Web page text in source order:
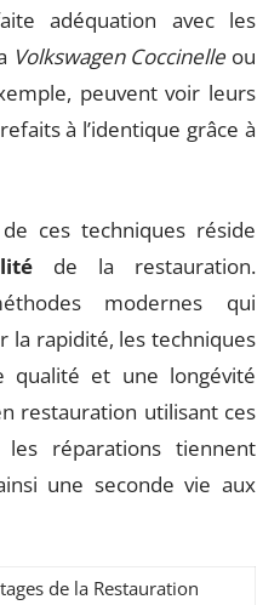
adéquation avec les
Volkswagen Coccinelle ou
peuvent voir leurs
à l’identique grâce à
de ces techniques réside
de la restauration.
modernes qui
la rapidité, les techniques
qualité et une longévité
restauration utilisant ces
réparations tiennent
une seconde vie aux
de la Restauration